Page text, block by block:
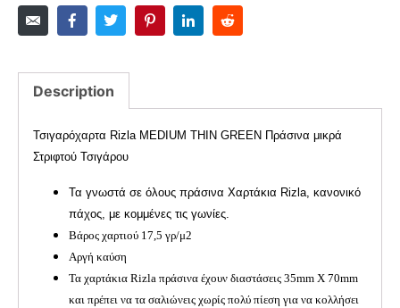
Description
Τσιγαρόχαρτα Rizla MEDIUM THIN GREEN Πράσινα μικρά
Στριφτού Τσιγάρου
Τα γνωστά σε όλους πράσινα Χαρτάκια Rizla, κανονικό
πάχος, με κομμένες τις γωνίες.
Βάρος χαρτιού 17,5 γρ/μ2
Αργή καύση
Τα χαρτάκια Rizla πράσινα έχουν διαστάσεις 35mm X 70mm
και πρέπει να τα σαλιώνεις χωρίς πολύ πίεση για να κολλήσει